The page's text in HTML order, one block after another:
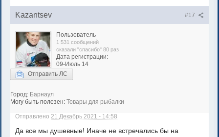
#17
Kazantsev
Пользователь
1 531 сообщений
сказали "спасибо" 80 раз
Дата регистрации:
09-Июль 14
Отправить ЛС
Город: Барнаул
Могу быть полезен: Товары для рыбалки
Отправлено21 Декабрь 2021 - 14:58
Да все мы душевные! Иначе не встречались бы на